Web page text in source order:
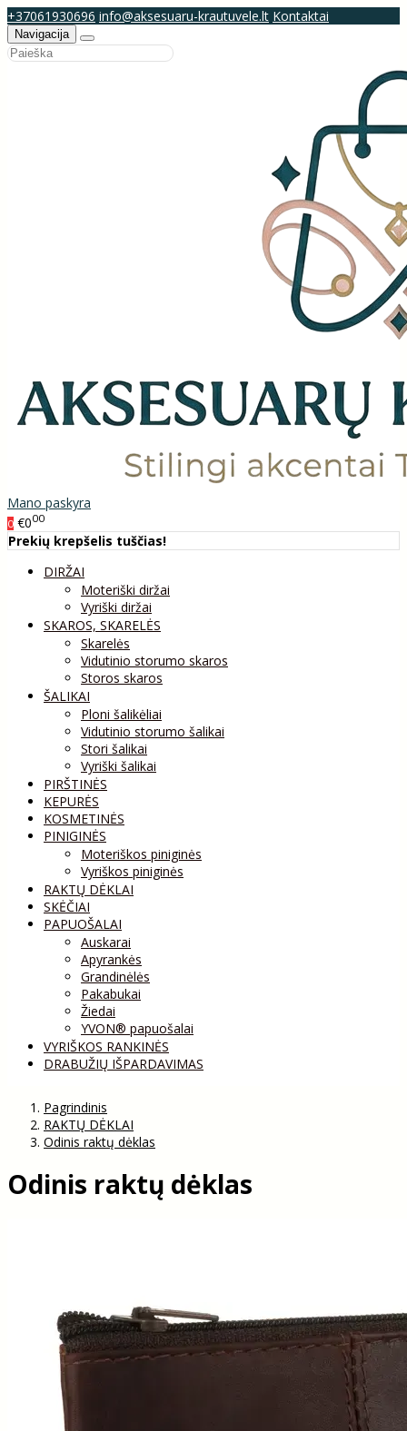
+37061930696 info@aksesuaru-krautuvele.lt Kontaktai
Navigacija
Mano paskyra
0 €000
Prekių krepšelis tuščias!
DIRŽAI
Moteriški diržai
Vyriški diržai
SKAROS, SKARELĖS
Skarelės
Vidutinio storumo skaros
Storos skaros
ŠALIKAI
Ploni šalikėliai
Vidutinio storumo šalikai
Stori šalikai
Vyriški šalikai
PIRŠTINĖS
KEPURĖS
KOSMETINĖS
PINIGINĖS
Moteriškos piniginės
Vyriškos piniginės
RAKTŲ DĖKLAI
SKĖČIAI
PAPUOŠALAI
Auskarai
Apyrankės
Grandinėlės
Pakabukai
Žiedai
YVON® papuošalai
VYRIŠKOS RANKINĖS
DRABUŽIŲ IŠPARDAVIMAS
Pagrindinis
RAKTŲ DĖKLAI
Odinis raktų dėklas
Odinis raktų dėklas